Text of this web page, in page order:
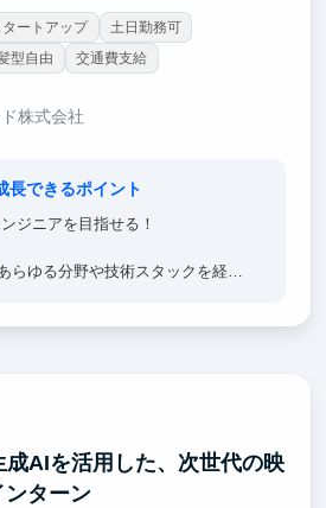
タートアップ
土日勤務可
型自由 交通費支給
株式会社
長できるポイント
ジニアを目指せる！
らゆる分野や技術スタックを経験
本格的に市場にさせていくフェー
で実装しながらプロダクト開発の
め、エンジニアとして貴重な経
ます。
成AIを活用した、次世代の映
ンターン